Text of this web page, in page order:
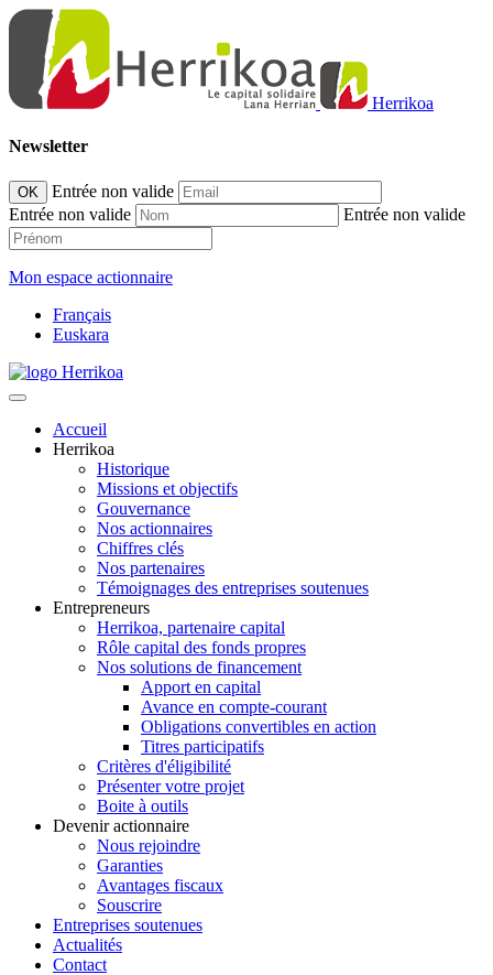
Herrikoa
Newsletter
OK
Entrée non valide
Entrée non valide
Entrée non valide
Mon espace actionnaire
Français
Euskara
Accueil
Herrikoa
Historique
Missions et objectifs
Gouvernance
Nos actionnaires
Chiffres clés
Nos partenaires
Témoignages des entreprises soutenues
Entrepreneurs
Herrikoa, partenaire capital
Rôle capital des fonds propres
Nos solutions de financement
Apport en capital
Avance en compte-courant
Obligations convertibles en action
Titres participatifs
Critères d'éligibilité
Présenter votre projet
Boite à outils
Devenir actionnaire
Nous rejoindre
Garanties
Avantages fiscaux
Souscrire
Entreprises soutenues
Actualités
Contact